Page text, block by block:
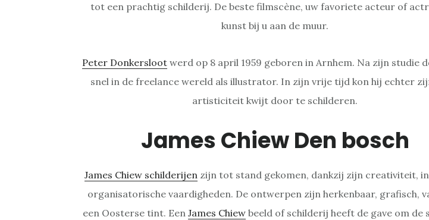
tot een prachtig schilderij. De beste filmscène, uw favoriete acteur of
kunst bij u aan de muur.
Peter Donkersloot werd op 8 april 1959 geboren in Arnhem. Na zijn studie
snel in de freelance wereld als illustrator. In zijn vrije tijd kon hij echter
artisticiteit kwijt door te schilderen.
James Chiew Den bosch
James Chiew schilderijen zijn tot stand gekomen, dankzij zijn creativiteit,
organisatorische vaardigheden. De ontwerpen zijn herkenbaar, grafisch,
een Oosterse tint. Een James Chiewbeeld of schilderij heeft de gave om de